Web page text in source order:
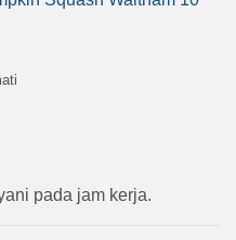
pada jam kerja.